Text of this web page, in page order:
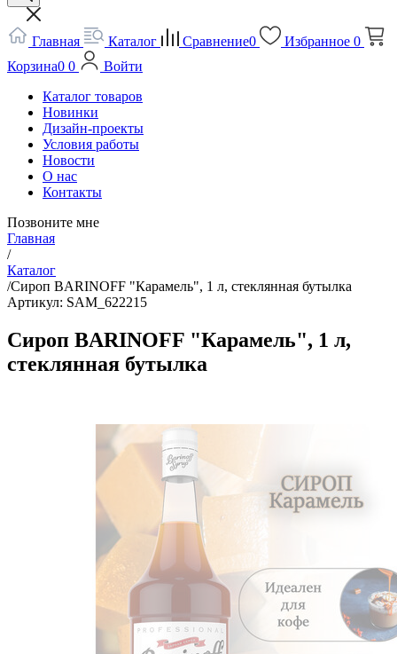
Главная Каталог Сравнение0 Избранное 0
Корзина0 0
Войти
Каталог товаров
Новинки
Дизайн-проекты
Условия работы
Новости
О нас
Контакты
Позвоните мне
Главная
/
Каталог
/Сироп BARINOFF "Карамель", 1 л, стеклянная бутылка
Артикул: SAM_622215
Сироп BARINOFF "Карамель", 1 л,
стеклянная бутылка